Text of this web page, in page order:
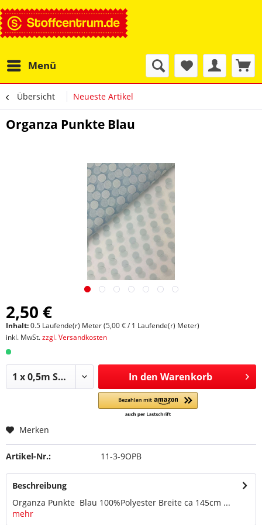
Menü
Übersicht Neueste Artikel
Organza Punkte Blau
2,50 €
Inhalt:0.5 Laufende(r) Meter (5,00 € / 1 Laufende(r) Meter)
inkl. MwSt.zzgl. Versandkosten
In den Warenkorb
Merken
Artikel-Nr.: 11-3-9OPB
Beschreibung
Organza Punkte Blau 100%Polyester Breite ca 145cm ...
mehr